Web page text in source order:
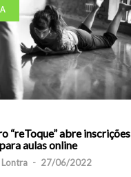
“reToque” abre inscrições
aulas online
- 27/06/2022